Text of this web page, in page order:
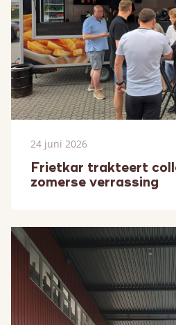
24 juni 2026
Frietkar trakteert
zomerse verrassing